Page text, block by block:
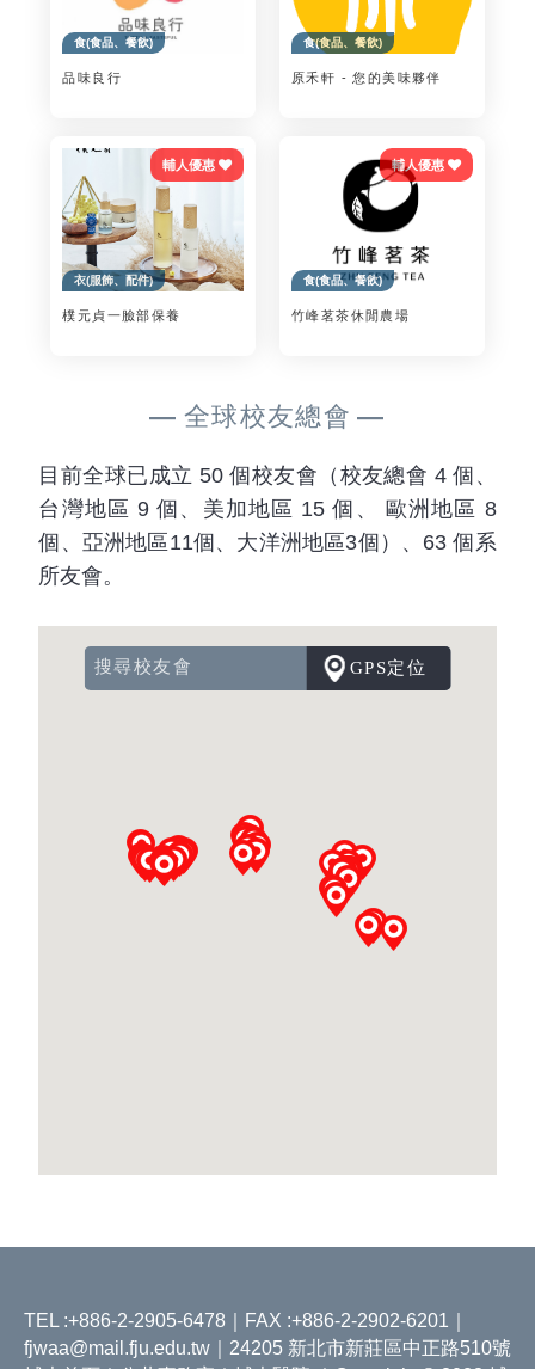
食(食品、餐飲)
品味良行
食(食品、餐飲)
原禾軒 - 您的美味夥伴
衣(服飾、配件)
輔人優惠
樸元貞一臉部保養
食(食品、餐飲)
輔人優惠
竹峰茗茶休閒農場
全球校友總會
目前全球已成立 50 個校友會（校友總會 4 個、
台灣地區 9 個、美加地區 15 個、 歐洲地區 8
個、亞洲地區11個、大洋洲地區3個）、63 個系
所友會。
GPS定位
TEL :+886-2-2905-6478｜FAX :+886-2-2902-6201｜
fjwaa@mail.fju.edu.tw ｜24205 新北市新莊區中正路510號